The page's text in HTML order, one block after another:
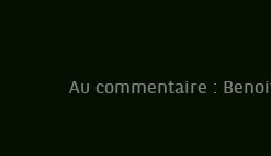
Au commentaire :